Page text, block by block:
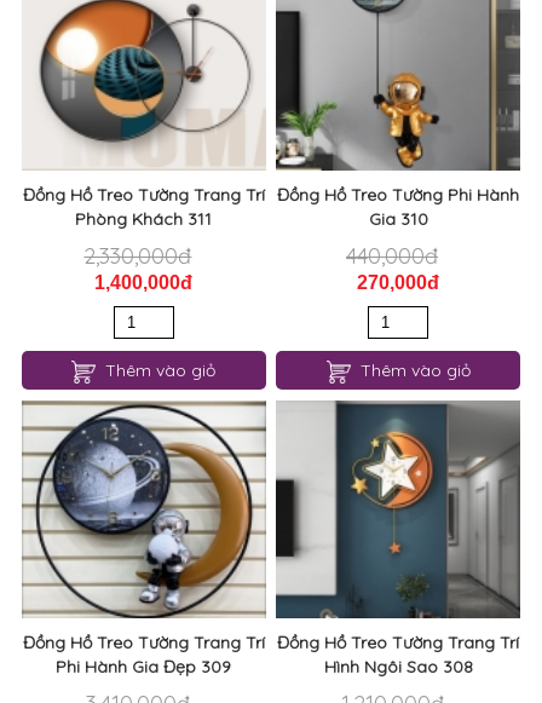
Đồng Hồ Treo Tường Trang Trí
Phòng Khách 311
2,330,000đ
1,400,000đ
Thêm vào giỏ
Đồng Hồ Treo Tường Phi Hành
Gia 310
440,000đ
270,000đ
Thêm vào giỏ
Đồng Hồ Treo Tường Trang Trí
Phi Hành Gia Đẹp 309
3,410,000đ
2,250,000đ
Đồng Hồ Treo Tường Trang Trí
Hình Ngôi Sao 308
1,210,000đ
750,000đ